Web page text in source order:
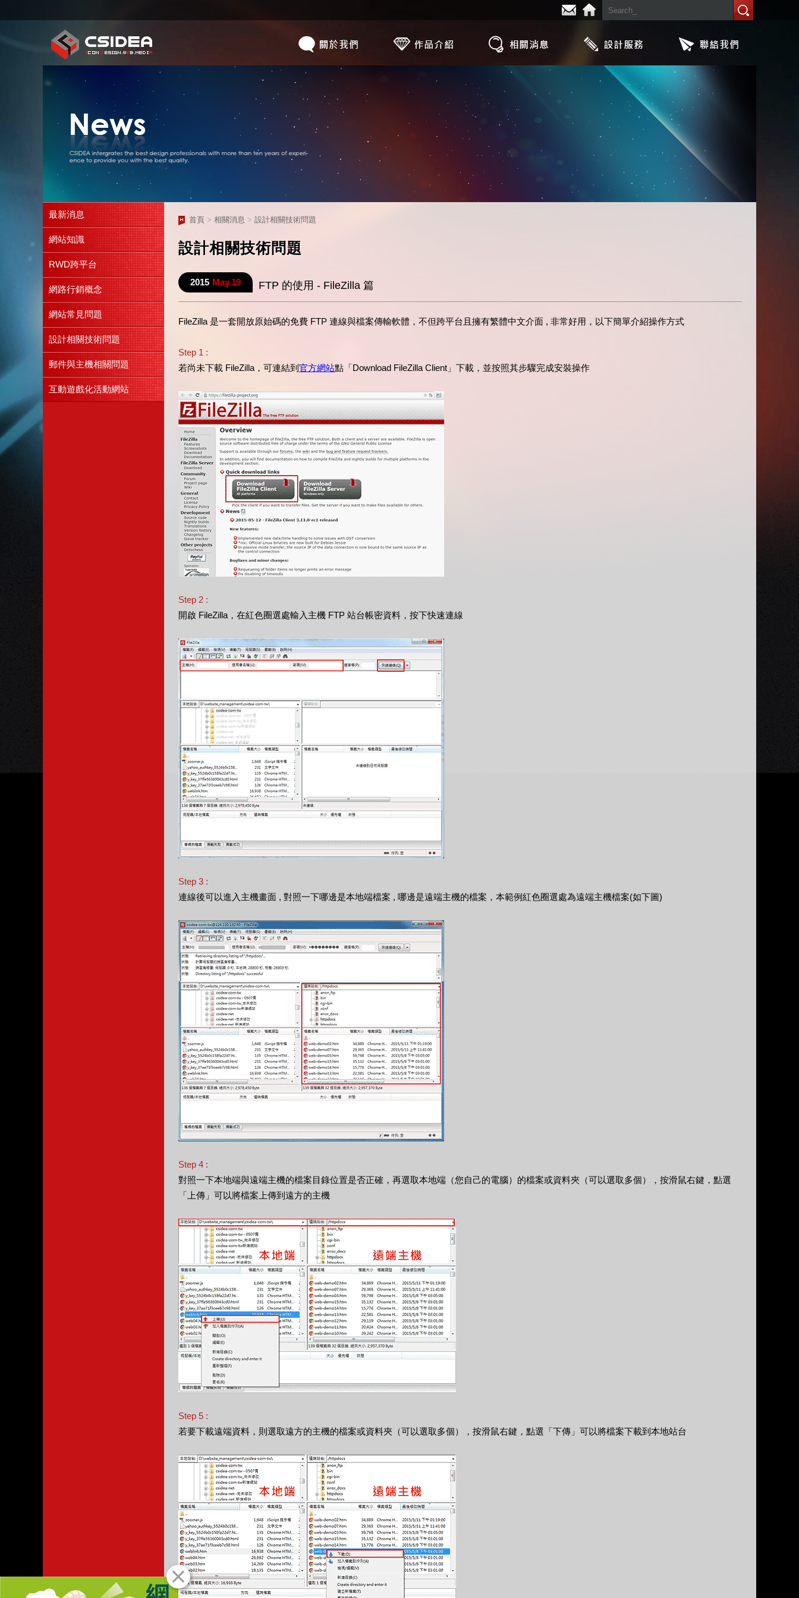
最新消息
網站知識
RWD跨平台
網路行銷概念
網站常見問題
設計相關技術問題
郵件與主機相關問題
互動遊戲化活動網站
首頁 > 相關消息 > 設計相關技術問題
設計相關技術問題
2015 May.19 FTP 的使用 - FileZilla 篇
FileZilla 是一套開放原始碼的免費 FTP 連線與檔案傳輸軟體，不但跨平台且擁有繁體中文介面 , 非常好用，以下簡單介紹操作方式
Step 1 :
若尚未下載 FileZilla，可連結到 官方網站點「Download FileZilla Client」下載，並按照其步驟完成安裝操作
Step 2 :
開啟 FileZilla，在紅色圈選處輸入主機 FTP 站台帳密資料，按下快速連線
Step 3 :
連線後可以進入主機畫面 , 對照一下哪邊是本地端檔案 , 哪邊是遠端主機的檔案，本範例紅色圈選處為遠端主機檔案(如下圖)
Step 4 :
對照一下本地端與遠端主機的檔案目錄位置是否正確，再選取本地端（您自己的電腦）的檔案或資料夾（可以選取多個），按滑鼠右鍵，點選
「上傳」可以將檔案上傳到遠方的主機
Step 5 :
若要下載遠端資料，則選取遠方的主機的檔案或資料夾（可以選取多個），按滑鼠右鍵，點選「下傳」可以將檔案下載到本地站台